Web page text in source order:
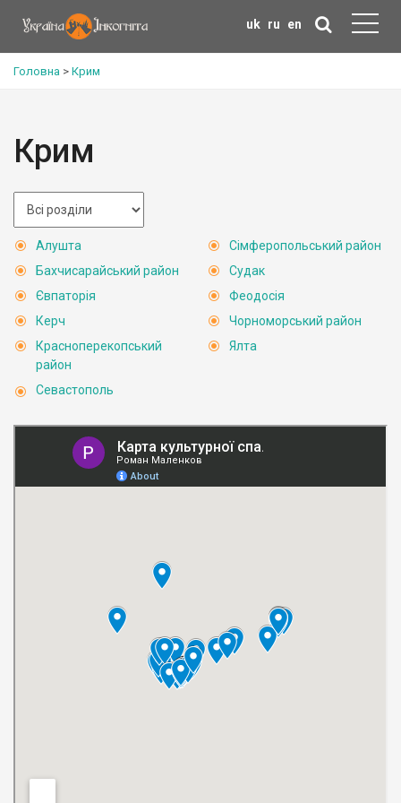
uk ru en
Головна > Крим
Крим
Алушта
Бахчисарайський район
Євпаторія
Керч
Красноперекопський
район
Севастополь
Сімферопольський район
Судак
Феодосія
Чорноморський район
Ялта